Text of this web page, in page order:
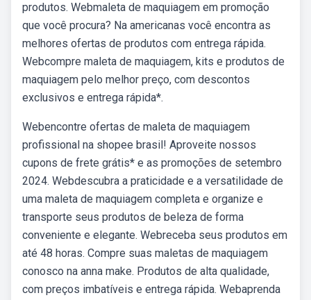
produtos. Webmaleta de maquiagem em promoção
que você procura? Na americanas você encontra as
melhores ofertas de produtos com entrega rápida.
Webcompre maleta de maquiagem, kits e produtos de
maquiagem pelo melhor preço, com descontos
exclusivos e entrega rápida*.
Webencontre ofertas de maleta de maquiagem
profissional na shopee brasil! Aproveite nossos
cupons de frete grátis* e as promoções de setembro
2024. Webdescubra a praticidade e a versatilidade de
uma maleta de maquiagem completa e organize e
transporte seus produtos de beleza de forma
conveniente e elegante. Webreceba seus produtos em
até 48 horas. Compre suas maletas de maquiagem
conosco na anna make. Produtos de alta qualidade,
com preços imbatíveis e entrega rápida. Webaprenda